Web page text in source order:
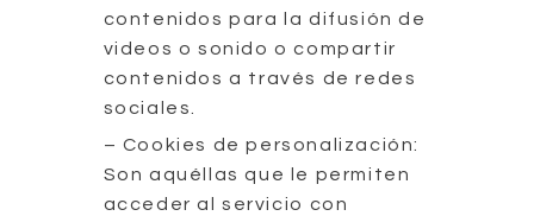
contenidos para la difusión de
videos o sonido o compartir
contenidos a través de redes
sociales.
– Cookies de personalización:
Son aquéllas que le permiten
acceder al servicio con